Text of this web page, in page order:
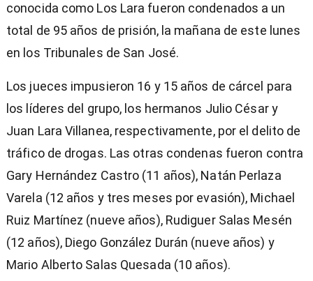
conocida como Los Lara fueron condenados a un
total de 95 años de prisión, la mañana de este lunes
en los Tribunales de San José.
Los jueces impusieron 16 y 15 años de cárcel para
los líderes del grupo, los hermanos Julio César y
Juan Lara Villanea, respectivamente, por el delito de
tráfico de drogas. Las otras condenas fueron contra
Gary Hernández Castro (11 años), Natán Perlaza
Varela (12 años y tres meses por evasión), Michael
Ruiz Martínez (nueve años), Rudiguer Salas Mesén
(12 años), Diego González Durán (nueve años) y
Mario Alberto Salas Quesada (10 años).